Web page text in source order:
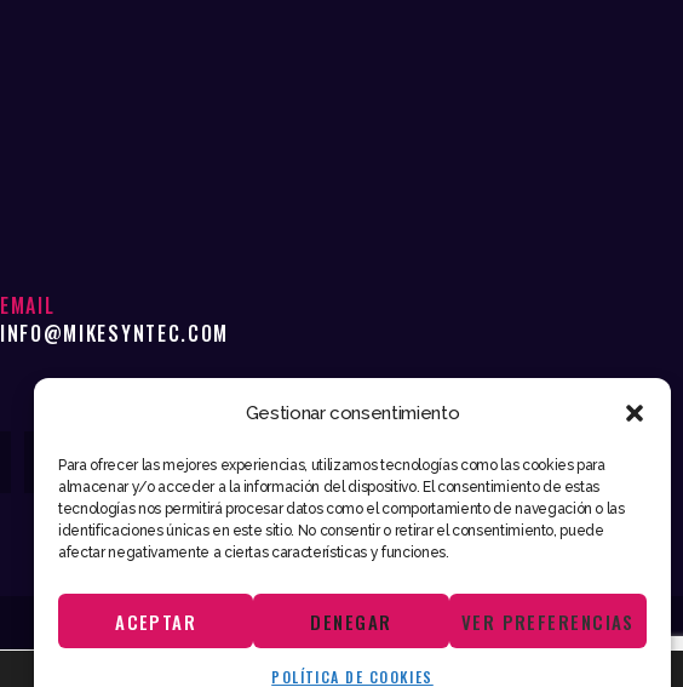
Gestionar consentimiento
Para ofrecer las mejores experiencias, utilizamos tecnologías como las cookies para
almacenar y/o acceder a la información del dispositivo. El consentimiento de estas
tecnologías nos permitirá procesar datos como el comportamiento de navegación o las
identificaciones únicas en este sitio. No consentir o retirar el consentimiento, puede
afectar negativamente a ciertas características y funciones.
ACEPTAR DENEGAR VER PREFERENCIAS
POLÍTICA DE COOKIES
EMAIL
INFO@MIKESYNTEC.COM